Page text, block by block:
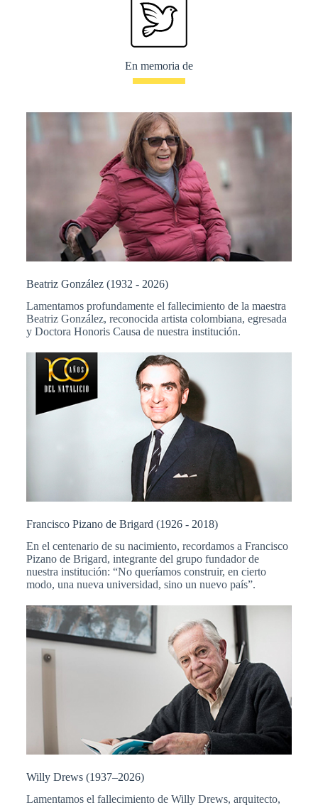
En memoria de
Beatriz González (1932 - 2026)
Lamentamos profundamente el fallecimiento de la maestra
Beatriz González, reconocida artista colombiana, egresada
y Doctora Honoris Causa de nuestra institución.
Francisco Pizano de Brigard (1926 - 2018)
En el centenario de su nacimiento, recordamos a Francisco
Pizano de Brigard, integrante del grupo fundador de
nuestra institución: “No queríamos construir, en cierto
modo, una nueva universidad, sino un nuevo país”.
Willy Drews (1937–2026)
Lamentamos el fallecimiento de Willy Drews, arquitecto,